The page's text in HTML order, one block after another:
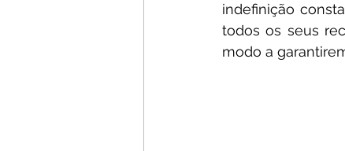
indefinição
todos os seus
modo a